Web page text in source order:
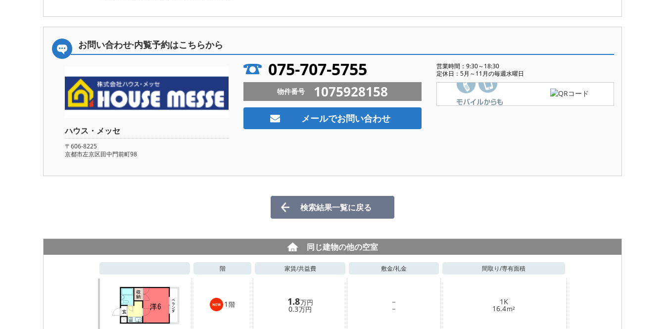
お問い合わせ·内覧予約はこちらから
ハウス・メッセ
〒606-8225
京都市左京区田中門前町98
075-707-5755
営業時間：9:30～18:30
定休日：5月～11月の毎週水曜日
物件番号 1075928158
メールでお問い合わせ
検索結果一覧に戻る
同じ建物の他の空室
階 家賃/共益費 敷金/礼金 間取り/専有面積
1 階 1.8万円
0.3万円
－
－
1K
16.4m²